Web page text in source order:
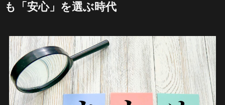
も「安心」を選ぶ時代